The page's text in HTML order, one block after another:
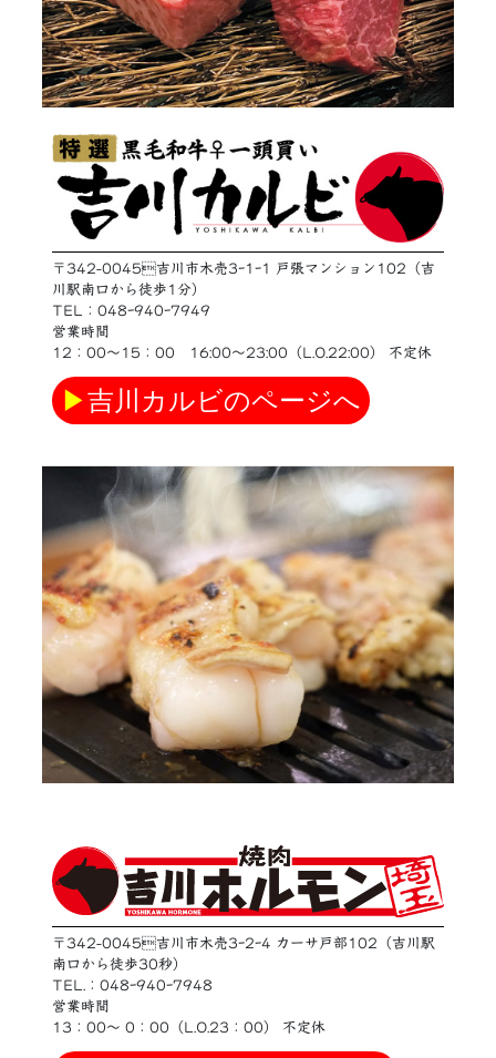
〒342-0045吉川市木売3ｰ1ｰ1 戸張マンション102（吉
川駅南口から徒歩1分）
TEL：048ｰ940ｰ7949
営業時間
12：00〜15：00 16:00〜23:00（L.O.22:00） 不定休
▶吉川カルビのページへ
〒342-0045吉川市木売3ｰ2ｰ4 カーサ戸部102（吉川駅
南口から徒歩30秒）
TEL.：048ｰ940ｰ7948
営業時間
13：00〜 0：00（L.O.23：00） 不定休